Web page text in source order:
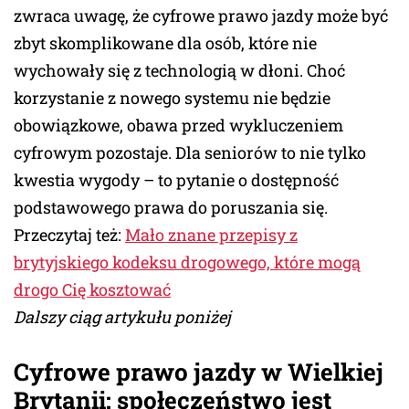
zwraca uwagę, że cyfrowe prawo jazdy może być
zbyt skomplikowane dla osób, które nie
wychowały się z technologią w dłoni. Choć
korzystanie z nowego systemu nie będzie
obowiązkowe, obawa przed wykluczeniem
cyfrowym pozostaje. Dla seniorów to nie tylko
kwestia wygody – to pytanie o dostępność
podstawowego prawa do poruszania się.
Przeczytaj też: Mało znane przepisy z
brytyjskiego kodeksu drogowego, które mogą
drogo Cię kosztować
Dalszy ciąg artykułu poniżej
Cyfrowe prawo jazdy w Wielkiej
Brytanii: społeczeństwo jest